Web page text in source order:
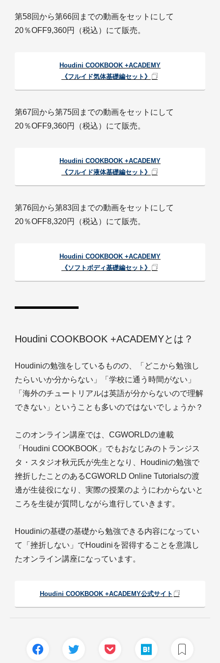
第58回から第66回までの動画をセットにして
20％OFF9,360円（税込）にて販売。
Houdini COOKBOOK +ACADEMY
《フルイド気体基礎編セット》
第67回から第75回までの動画をセットにして
20％OFF9,360円（税込）にて販売。
Houdini COOKBOOK +ACADEMY
《フルイド液体基礎編セット》
第76回から第83回までの動画をセットにして
20％OFF8,320円（税込）にて販売。
Houdini COOKBOOK +ACADEMY
《ソフトボディ基礎編セット》
Houdini COOKBOOK +ACADEMYとは？
Houdiniの勉強をしているものの、「どこから勉強し
たらいいか分からない」「学校に通う時間がない」
「海外のチュートリアルは英語が分からないので理解
できない」ということも多いのではないでしょうか？
このオンライン講座では、CGWORLDの連載
「Houdini COOKBOOK」でもおなじみのトランジス
タ・スタジオ秋元氏が先生となり、Houdiniの勉強で
挫折したことのあるCGWORLD Online Tutorialsの渡
邊が生徒役になり、実際の授業のようにわからないと
ころを生徒が質問しながら進行していきます。
Houdiniの基礎の基礎から勉強できる内容になってい
て「挫折しない」でHoudiniを習得することを意識し
たオンライン講座になっています。
Houdini COOKBOOK +ACADEMY公式サイト